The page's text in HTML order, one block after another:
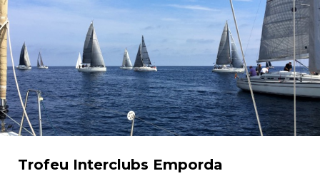
Trofeu Interclubs Emporda